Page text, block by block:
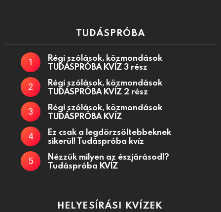
TUDÁSPRÓBA
Régi szólások, közmondások
TUDÁSPRÓBA KVÍZ 3 rész
Régi szólások, közmondások
TUDÁSPRÓBA KVÍZ 2 rész
Régi szólások, közmondások
TUDÁSPRÓBA KVÍZ
Ez csak a legdörzsöltebbeknek
sikerül! Tudáspróba kvíz
Nézzük milyen az észjárásod!?
Tudáspróba KVÍZ
HELYESÍRÁSI KVÍZEK